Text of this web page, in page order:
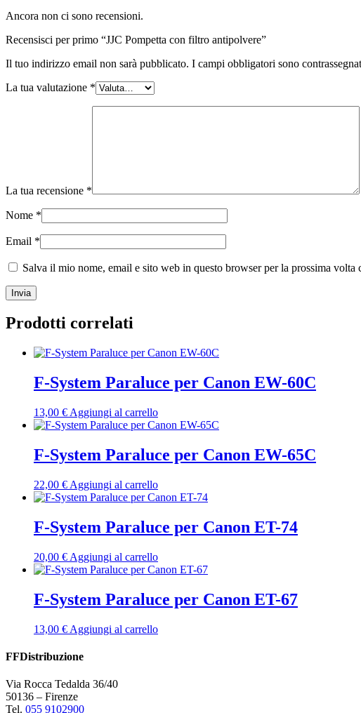
Ancora non ci sono recensioni.
Recensisci per primo “JJC Pompetta con filtro antipolvere”
Il tuo indirizzo email non sarà pubblicato. I campi obbligatori sono
La tua valutazione *
La tua recensione *
Nome *
Email *
Salva il mio nome, email e sito web in questo browser per la prossima volta
Prodotti correlati
F-System Paraluce per Canon EW-60C
13,00 € Aggiungi al carrello
F-System Paraluce per Canon EW-65C
22,00 € Aggiungi al carrello
F-System Paraluce per Canon ET-74
20,00 € Aggiungi al carrello
F-System Paraluce per Canon ET-67
13,00 € Aggiungi al carrello
FFDistribuzione
Via Rocca Tedalda 36/40
50136 – Firenze
Tel. 055 9102900